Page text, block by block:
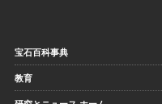
宝石百科事典
教育